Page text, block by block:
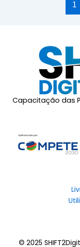
1
Capacitação das
© 2025